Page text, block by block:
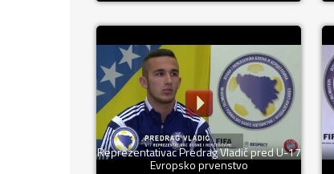
Reprezentativac Predrag Vladić pred U-17
Evropsko prvenstvo